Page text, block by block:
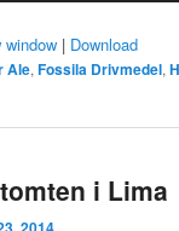
window | Download
Ale,Fossila Drivmedel,
i Lima